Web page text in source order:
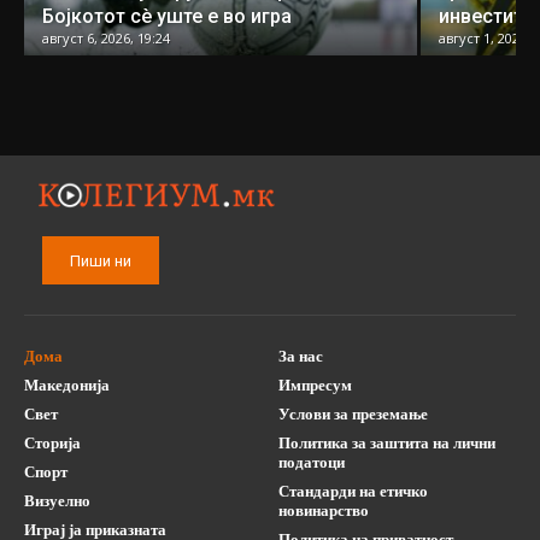
Бојкотот сè уште е во игра
август 6, 2026, 19:24 август 1, 2026,
Пиши ни
Дома
Македонија
Свет
Сторија
Спорт
Визуелно
Играј ја приказната
За нас
Импресум
Услови за преземање
Политика за заштита на лични
податоци
Стандарди на етичко
новинарство